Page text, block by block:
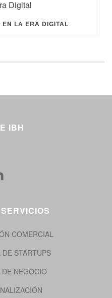
EN LA ERA DIGITAL
IBH
COMERCIAL
STARTUPS
NEGOCIO